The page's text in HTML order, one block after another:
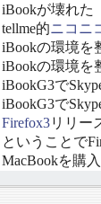
iBookが壊れた
tellme的ニコニ
iBookの環境を
iBookの環境を
iBookG3で
iBookG3で
Firefox3リリー
ということで
MacBookを購